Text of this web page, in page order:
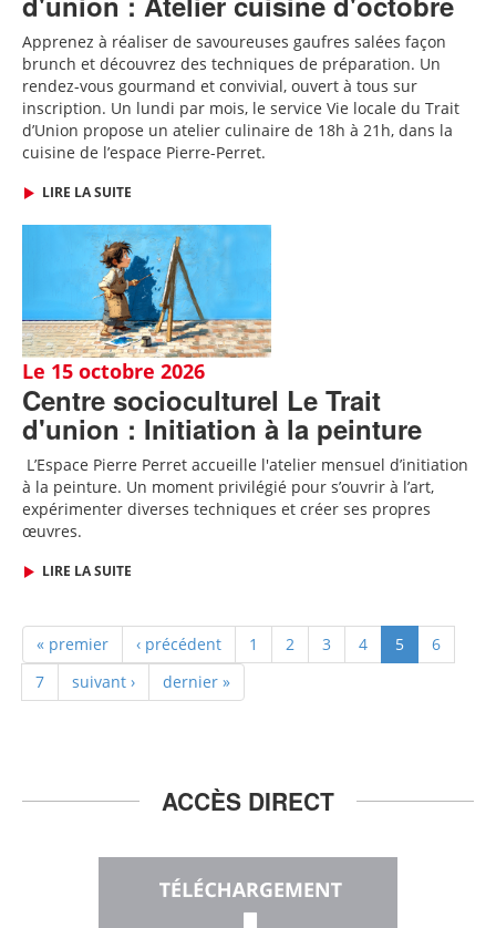
Apprenez à réaliser de savoureuses gaufres salées façon
brunch et découvrez des techniques de préparation. Un
rendez-vous gourmand et convivial, ouvert à tous sur
inscription. Un lundi par mois, le service Vie locale du Trait
d’Union propose un atelier culinaire de 18h à 21h, dans la
cuisine de l’espace Pierre-Perret.
LIRE LA SUITE
Le 15 octobre 2026
Centre socioculturel Le Trait
d'union : Initiation à la peinture
L’Espace Pierre Perret accueille l'atelier mensuel d’initiation
à la peinture. Un moment privilégié pour s’ouvrir à l’art,
expérimenter diverses techniques et créer ses propres
œuvres.
LIRE LA SUITE
« premier ‹ précédent 1 2 3 4 5
6
7
suivant › dernier »
ACCÈS DIRECT